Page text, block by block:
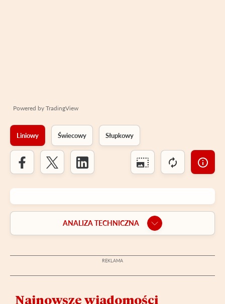
Powered by TradingView
Liniowy Świecowy Słupkowy
ANALIZA TECHNICZNA
Najnowsze wiadomości